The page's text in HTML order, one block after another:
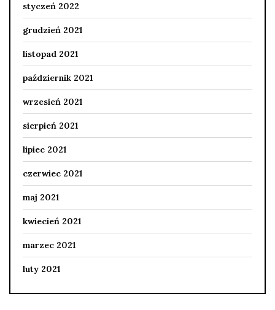
styczeń 2022
grudzień 2021
listopad 2021
październik 2021
wrzesień 2021
sierpień 2021
lipiec 2021
czerwiec 2021
maj 2021
kwiecień 2021
marzec 2021
luty 2021